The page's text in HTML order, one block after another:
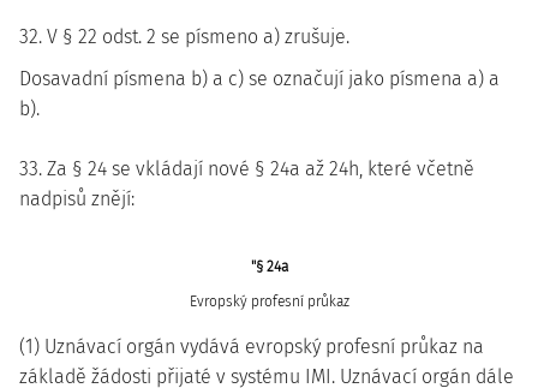
32. V § 22 odst. 2 se písmeno a) zrušuje.
Dosavadní písmena b) a c) se označují jako písmena a) a
b).
33. Za § 24 se vkládají nové § 24a až 24h, které včetně
nadpisů znějí:
"§ 24a
Evropský profesní průkaz
(1) Uznávací orgán vydává evropský profesní průkaz na
základě žádosti přijaté v systému IMI. Uznávací orgán dále